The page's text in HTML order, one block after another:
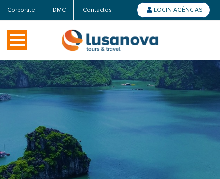
Corporate DMC Contactos LOGIN AGÊNCIAS